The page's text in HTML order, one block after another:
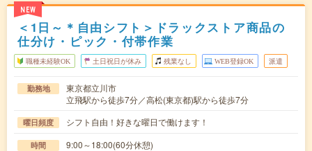
NEW
＜1日～＊自由シフト＞ドラックストア商品の
仕分け・ピック・付帯作業
職種未経験OK 土日祝日が休み 残業なし WEB登録OK 派遣
勤務地
東京都立川市
立飛駅から徒歩7分／高松(東京都)駅から徒歩7分
曜日頻度 シフト自由！好きな曜日で働けます！
時間 9:00～18:00(60分休憩)